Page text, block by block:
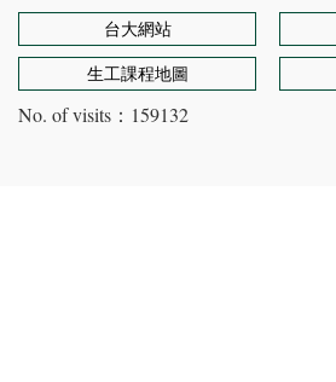
台大網站
生工課程地圖
No. of visits： 159132